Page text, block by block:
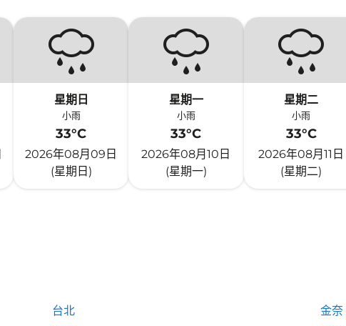
星期日
小雨
33°C
2026年08月09日
(星期日)
星期一
小雨
33°C
2026年08月10日
(星期一)
星期二
小雨
33°C
2026年08月11日
(星期二)
台北
金奈